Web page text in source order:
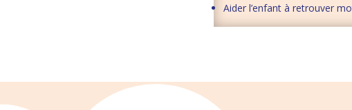
Aider l’enfant à retrouver